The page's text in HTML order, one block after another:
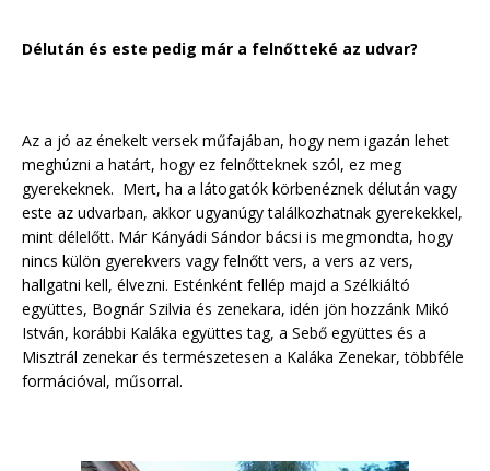
Délután és este pedig már a felnőtteké az udvar?
Az a jó az énekelt versek műfajában, hogy nem igazán lehet
meghúzni a határt, hogy ez felnőtteknek szól, ez meg
gyerekeknek. Mert, ha a látogatók körbenéznek délután vagy
este az udvarban, akkor ugyanúgy találkozhatnak gyerekekkel,
mint délelőtt. Már Kányádi Sándor bácsi is megmondta, hogy
nincs külön gyerekvers vagy felnőtt vers, a vers az vers,
hallgatni kell, élvezni. Esténként fellép majd a Szélkiáltó
együttes, Bognár Szilvia és zenekara, idén jön hozzánk Mikó
István, korábbi Kaláka együttes tag, a Sebő együttes és a
Misztrál zenekar és természetesen a Kaláka Zenekar, többféle
formációval, műsorral.